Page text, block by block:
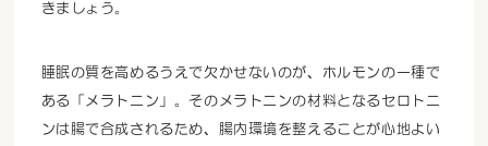
きましょう。
睡眠の質を高めるうえで欠かせないのが、ホルモンの一種で
ある「メラトニン」。そのメラトニンの材料となるセロトニ
ンは腸で合成されるため、腸内環境を整えることが心地よい